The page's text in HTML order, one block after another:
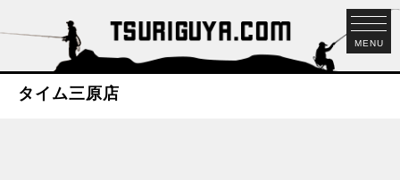
MENU
タイム三原店